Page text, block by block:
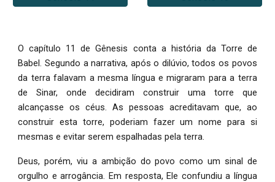
O capítulo 11 de Gênesis conta a história da Torre de
Babel. Segundo a narrativa, após o dilúvio, todos os povos
da terra falavam a mesma língua e migraram para a terra
de Sinar, onde decidiram construir uma torre que
alcançasse os céus. As pessoas acreditavam que, ao
construir esta torre, poderiam fazer um nome para si
mesmas e evitar serem espalhadas pela terra.
Deus, porém, viu a ambição do povo como um sinal de
orgulho e arrogância. Em resposta, Ele confundiu a língua